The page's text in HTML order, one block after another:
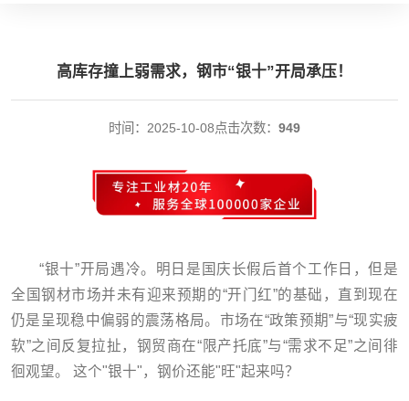
高库存撞上弱需求，钢市“银十”开局承压！
时间：2025-10-08点击次数： 949
“银十”开局遇冷。明日是国庆长假后首个工作日，但是
全国钢材市场并未有迎来预期的“开门红”的基础，直到现在
仍是呈现稳中偏弱的震荡格局。市场在“政策预期”与“现实疲
软”之间反复拉扯，钢贸商在“限产托底”与“需求不足”之间徘
徊观望。 这个"银十"，钢价还能"旺"起来吗？